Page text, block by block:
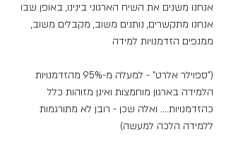
אנחנו משנים את השיח הארגוני בינינו, באופן שבו
אנחנו מתקשרים, נותנים משוב, מקבלים משוב,
ממנפים הזדמנויות למידה
("ספוילר אלרט" - למעלה מ-95% מהזדמנויות
הלמידה בארגון מוחמצות ואינן מזוהות כלל
כהזדמנויות.... ואלה שכן - רובן לא מתורגמות
ללמידה הלכה למעשה)